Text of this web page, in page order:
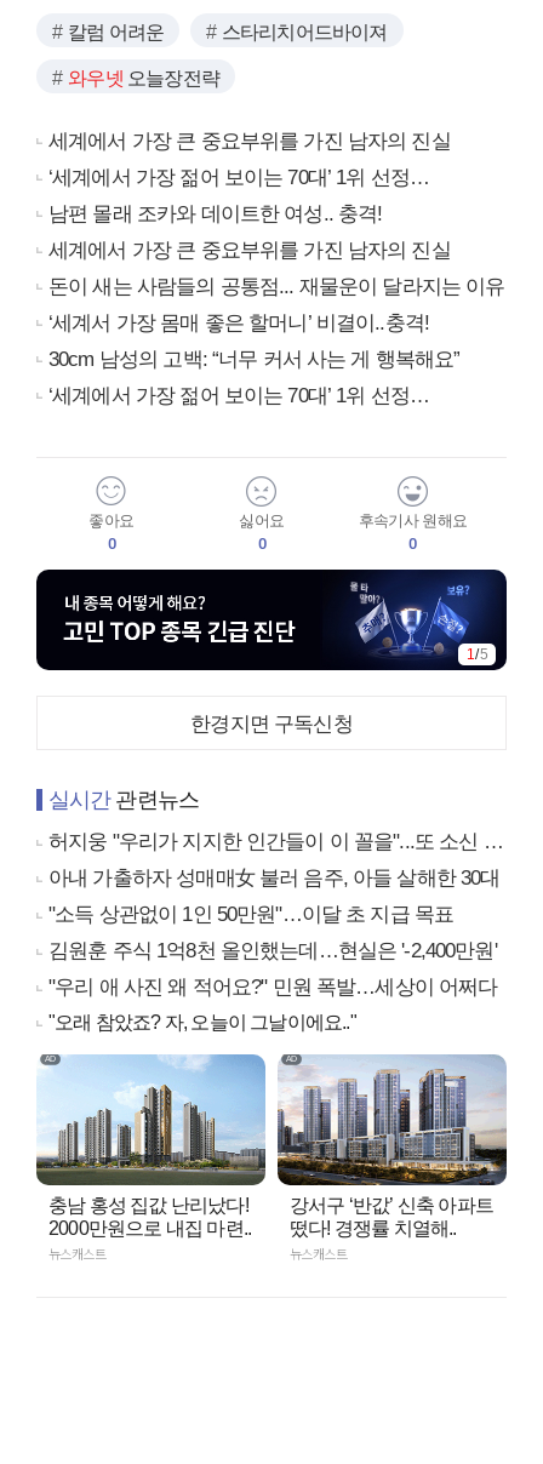
칼럼 어려운 스타리치어드바이져
와우넷 오늘장전략
세계에서 가장 큰 중요부위를 가진 남자의 진실
‘세계에서 가장 젊어 보이는 70대’ 1위 선정…
남편 몰래 조카와 데이트한 여성.. 충격!
세계에서 가장 큰 중요부위를 가진 남자의 진실
돈이 새는 사람들의 공통점... 재물운이 달라지는 이유
‘세계서 가장 몸매 좋은 할머니’ 비결이..충격!
30cm 남성의 고백: “너무 커서 사는 게 행복해요”
‘세계에서 가장 젊어 보이는 70대’ 1위 선정…
좋아요
0
싫어요
0
후속기사 원해요
0
2 /5
한경지면 구독신청
실시간관련뉴스
허지웅 "우리가 지지한 인간들이 이 꼴을"...또 소신 발언
아내 가출하자 성매매女 불러 음주, 아들 살해한 30대
"소득 상관없이 1인 50만원"…이달 초 지급 목표
김원훈 주식 1억8천 올인했는데…현실은 '-2,400만원'
"우리 애 사진 왜 적어요?" 민원 폭발…세상이 어쩌다
"오래 참았죠? 자, 오늘이 그날이에요.."
충남 홍성 집값 난리났다!
2000만원으로 내집 마련..
뉴스캐스트
강서구 ‘반값’ 신축 아파트
떴다! 경쟁률 치열해..
뉴스캐스트